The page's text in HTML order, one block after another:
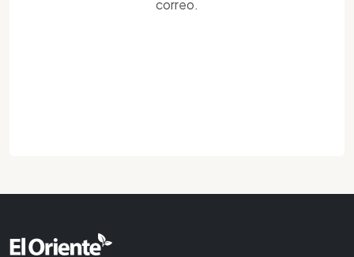
correo.